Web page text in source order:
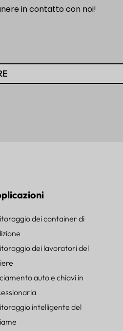
in contatto con noi!
dei container di
dei lavoratori del
auto e chiavi in
intelligente del